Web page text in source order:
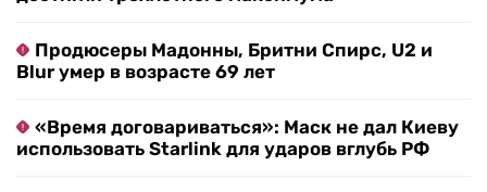
Продюсеры Мадонны, Бритни Спирс, U2 и
Blur умер в возрасте 69 лет
«Время договариваться»: Маск не дал Киеву
использовать Starlink для ударов вглубь РФ